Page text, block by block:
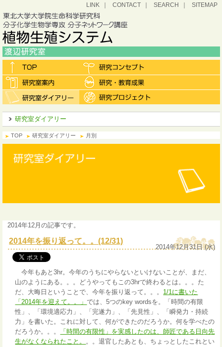
LINK CONTACT SEARCH SITEMAP
研究室ダイアリー
TOP 研究室ダイアリー 月別
2014年12月の記事です。
2014年を振り返って。。(12/31)
2014年12月31日 (水)
今年もあと3hr。今年のうちにやらないといけないことが、まだ、
山のようにある。。。どうやってもこの3hrで終わるとは。。。た
だ、大晦日ということで、今年を振り返って。。。 1/1に書いた
「2014年を迎えて。。」 では、5つのkey wordsを。「時間の有限
性」、「環境適応力」、「完遂力」、「先見性」、「瞬発力・持続
力」を書いた。これに対して、何ができたのだろうか。何を学べたの
だろうか。。。
「時間の有限性」を実感したのは、師匠である日向先
生がなくなられたこと。 。。退官したあとも、ちょっとしたこれとい